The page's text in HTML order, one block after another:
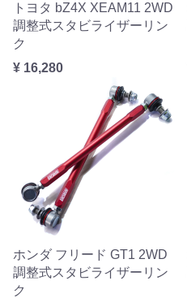
トヨタ bZ4X XEAM11 2WD
調整式スタビライザーリン
ク
¥ 16,280
ホンダ フリード GT1 2WD
調整式スタビライザーリン
ク